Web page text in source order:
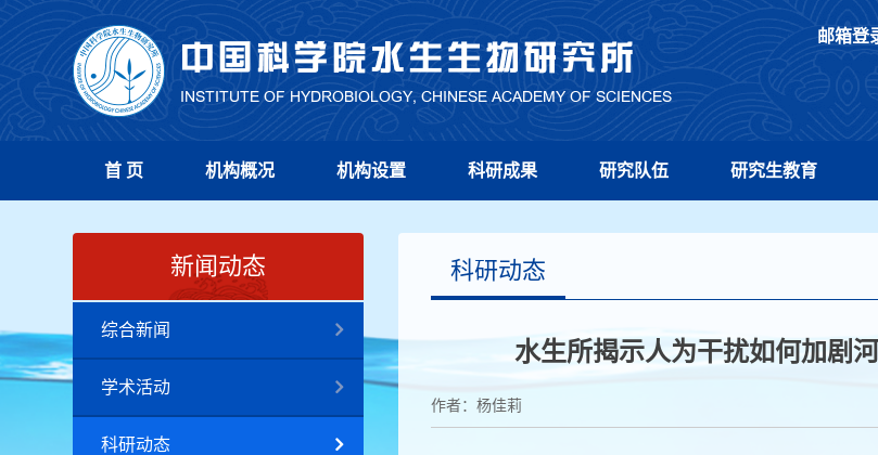
邮箱登
首 页 机构概况 机构设置 科研成果 研究队伍 研究生教育
新闻动态
综合新闻
学术活动
科研动态
科研动态
水生所揭示人为干扰如何加剧
作者：杨佳莉